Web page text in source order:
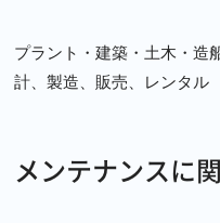
プラント・建築・土木・造
計、製造、販売、レンタル
メンテナンスに